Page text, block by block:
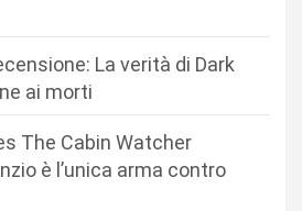
La verità di Dark
ai morti
The Cabin Watcher
è l’unica arma contro